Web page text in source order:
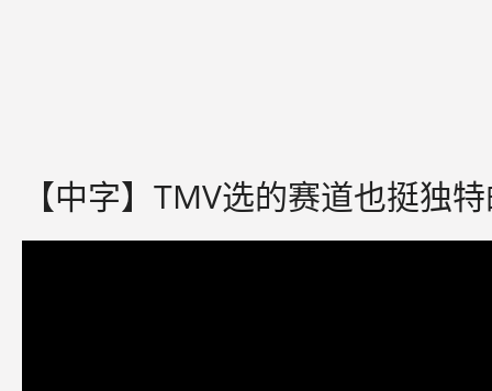
【中字】TMV选的赛道也挺独